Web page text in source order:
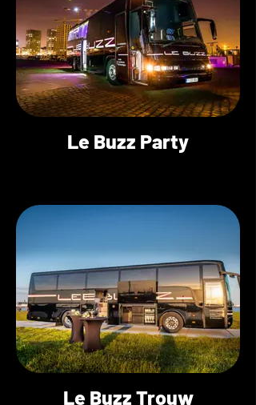
Le Buzz Party
Le Buzz Trouw